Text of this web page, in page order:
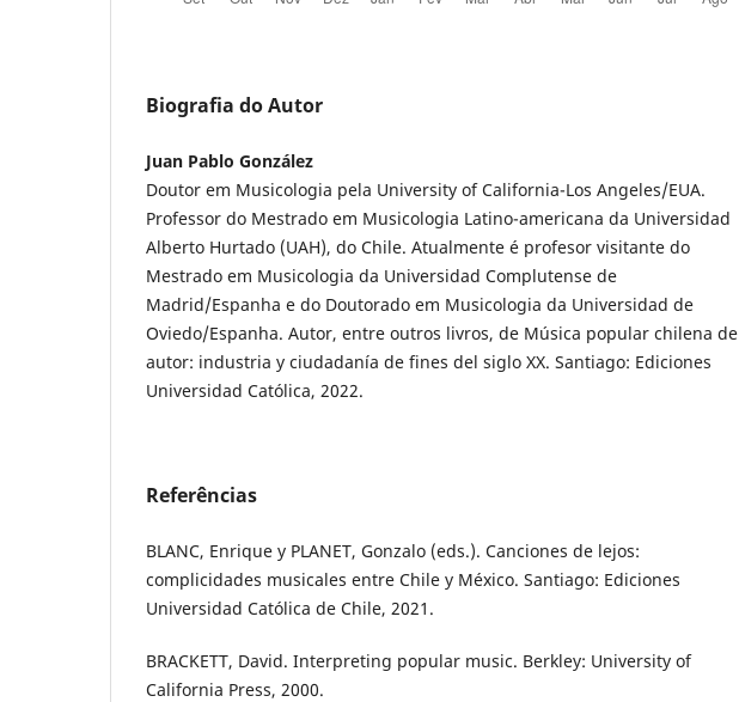
Biografia do Autor
Juan Pablo González
Doutor em Musicologia pela University of California-Los Angeles/EUA.
Professor do Mestrado em Musicologia Latino-americana da Universidad
Alberto Hurtado (UAH), do Chile. Atualmente é profesor visitante do
Mestrado em Musicologia da Universidad Complutense de
Madrid/Espanha e do Doutorado em Musicologia da Universidad de
Oviedo/Espanha. Autor, entre outros livros, de Música popular chilena de
autor: industria y ciudadanía de fines del siglo XX. Santiago: Ediciones
Universidad Católica, 2022.
Referências
BLANC, Enrique y PLANET, Gonzalo (eds.). Canciones de lejos:
complicidades musicales entre Chile y México. Santiago: Ediciones
Universidad Católica de Chile, 2021.
BRACKETT, David. Interpreting popular music. Berkley: University of
California Press, 2000.